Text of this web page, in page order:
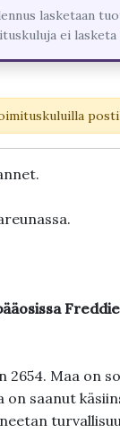
lasketaan
ei lasketa
Maa on
on saanut